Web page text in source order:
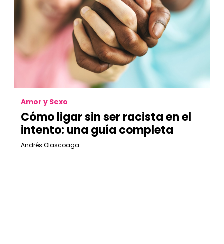
Amor y Sexo
Cómo ligar sin ser racista en el
intento: una guía completa
Andrés Olascoaga